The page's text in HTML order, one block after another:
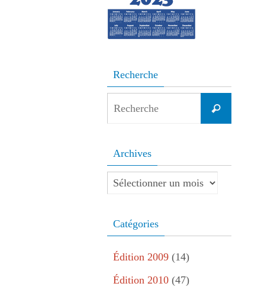
Recherche
Recherche
Archives
Archives
Catégories
Édition 2009 (14)
Édition 2010 (47)